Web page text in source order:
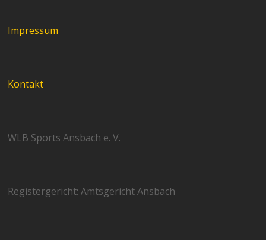
Impressum
Kontakt
WLB Sports Ansbach e. V.
Registergericht: Amtsgericht Ansbach